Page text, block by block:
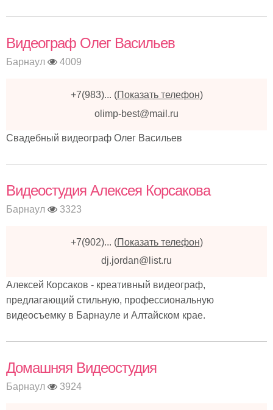
Видеограф Олег Васильев
Барнаул 4009
+7(983)... (Показать телефон)
olimp-best@mail.ru
Свадебный видеограф Олег Васильев
Видеостудия Алексея Корсакова
Барнаул 3323
+7(902)... (Показать телефон)
dj.jordan@list.ru
Алексей Корсаков - креативный видеограф,
предлагающий стильную, профессиональную
видеосъемку в Барнауле и Алтайском крае.
Домашняя Видеостудия
Барнаул 3924